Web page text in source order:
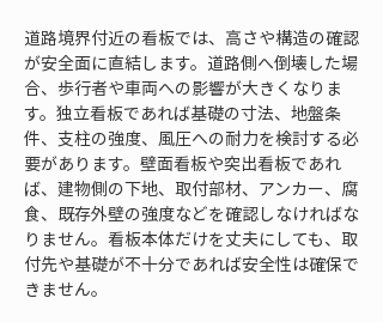
道路境界付近の看板では、高さや構造の確認
が安全面に直結します。道路側へ倒壊した場
合、歩行者や車両への影響が大きくなりま
す。独立看板であれば基礎の寸法、地盤条
件、支柱の強度、風圧への耐力を検討する必
要があります。壁面看板や突出看板であれ
ば、建物側の下地、取付部材、アンカー、腐
食、既存外壁の強度などを確認しなければな
りません。看板本体だけを丈夫にしても、取
付先や基礎が不十分であれば安全性は確保で
きません。